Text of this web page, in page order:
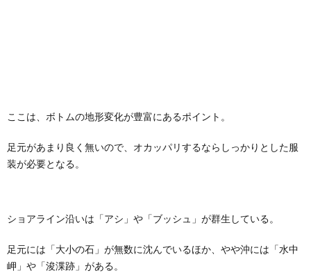
ここは、ボトムの地形変化が豊富にあるポイント。
足元があまり良く無いので、オカッパリするならしっかりとした服
装が必要となる。
ショアライン沿いは「アシ」や「ブッシュ」が群生している。
足元には「大小の石」が無数に沈んでいるほか、やや沖には「水中
岬」や「浚渫跡」がある。